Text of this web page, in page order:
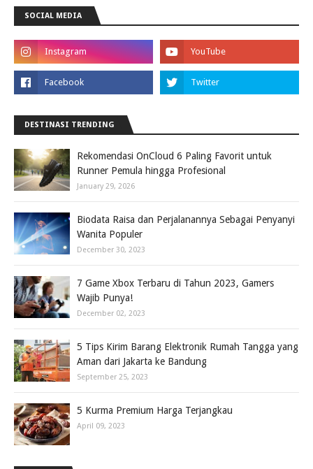
SOCIAL MEDIA
DESTINASI TRENDING
Rekomendasi OnCloud 6 Paling Favorit untuk
Runner Pemula hingga Profesional
January 29, 2026
Biodata Raisa dan Perjalanannya Sebagai Penyanyi
Wanita Populer
December 30, 2023
7 Game Xbox Terbaru di Tahun 2023, Gamers
Wajib Punya!
December 02, 2023
5 Tips Kirim Barang Elektronik Rumah Tangga yang
Aman dari Jakarta ke Bandung
September 25, 2023
5 Kurma Premium Harga Terjangkau
April 09, 2023